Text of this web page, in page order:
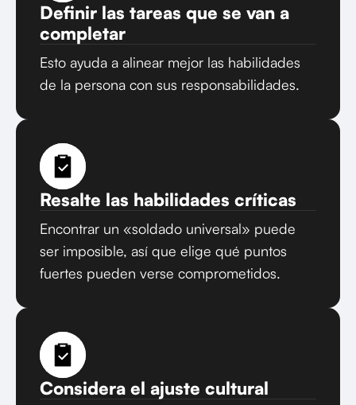
Definir las tareas que se van a
completar
Esto ayuda a alinear mejor las habilidades
de la persona con sus responsabilidades.
Resalte las habilidades críticas
Encontrar un «soldado universal» puede
ser imposible, así que elige qué puntos
fuertes pueden verse comprometidos.
Considera el ajuste cultural